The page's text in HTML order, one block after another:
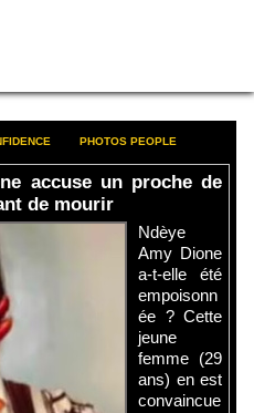
PHOTOS PEOPLE
accuse un proche de
de mourir
Ndèye
Amy Dione
a-t-elle été
empoisonn
ée ? Cette
jeune
femme (29
ans) en est
convaincue